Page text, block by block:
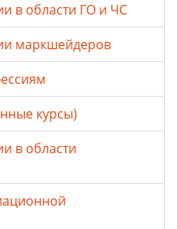
в области ГО и ЧС
маркшейдеров
курсы)
в области